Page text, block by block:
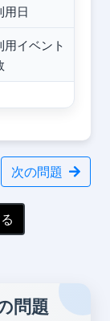
用日
用イベント
次の問題
問題